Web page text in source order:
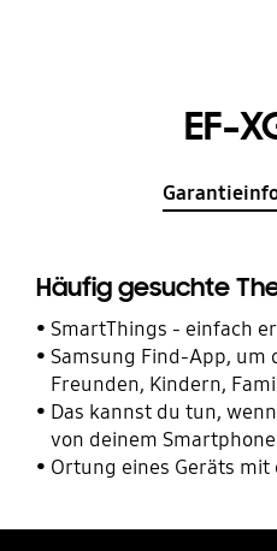
EF-
Häufig gesuchte
SmartThings - einfach
Samsung Find-App, um
Freunden, Kindern,
anderen Kontakten zu
Das kannst du tun,
von deinem
Ortung eines Geräts